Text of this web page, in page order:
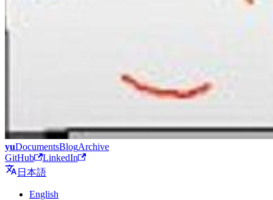
yuDocumentsBlogArchive
GitHub
LinkedIn
日本語
English